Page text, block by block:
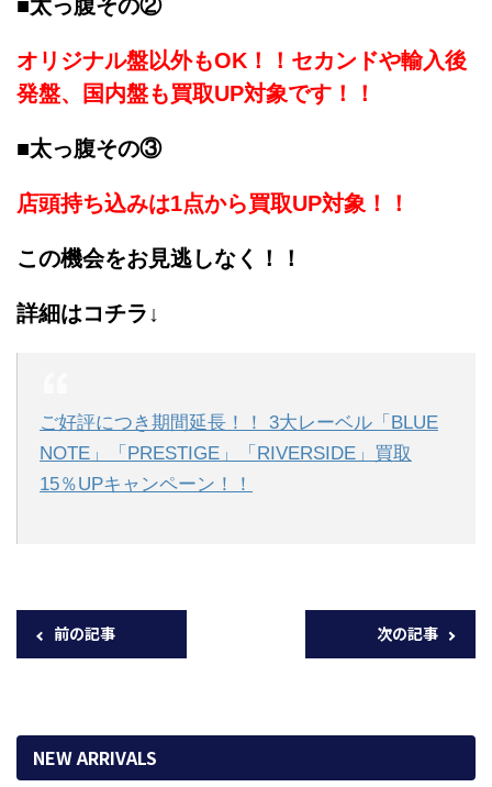
■太っ腹その②
オリジナル盤以外もOK！！セカンドや輸入後
発盤、国内盤も買取UP対象です！！
■太っ腹その③
店頭持ち込みは1点から買取UP対象！！
この機会をお見逃しなく！！
詳細はコチラ↓
ご好評につき期間延長！！ 3大レーベル「BLUE
NOTE」「PRESTIGE」「RIVERSIDE」買取
15％UPキャンペーン！！
前の記事 次の記事
NEW ARRIVALS